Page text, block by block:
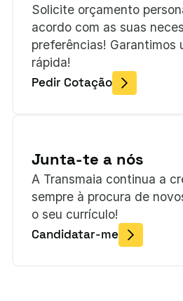
Solicite orçamento
acordo com as suas
preferências! Garantimos
rápida!
Pedir Cotação
Junta-te a nós
A Transmaia continua a
sempre à procura de
o seu currículo!
Candidatar-me